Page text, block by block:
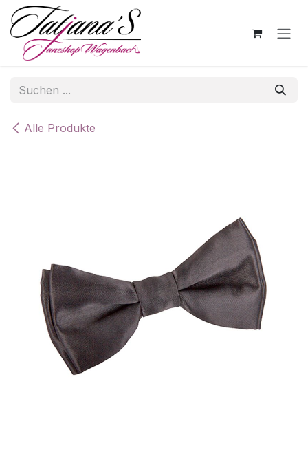
Zum Inhalt springen
Alle Produkte